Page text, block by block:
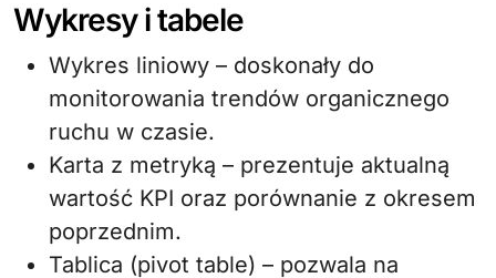
Wykresy i tabele
Wykres liniowy – doskonały do
monitorowania trendów organicznego
ruchu w czasie.
Karta z metryką – prezentuje aktualną
wartość KPI oraz porównanie z okresem
poprzednim.
Tablica (pivot table) – pozwala na